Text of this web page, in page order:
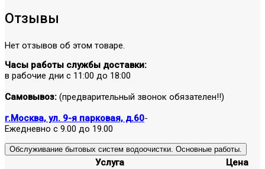
Отзывы
Нет отзывов об этом товаре.
Часы работы службы доставки:
в рабочие дни с 11:00 до 18:00
Самовывоз: (предварительный звонок обязателен!!)
г.Москва, ул. 9-я парковая, д.60-
Ежедневно с 9.00 до 19.00
Обслуживание бытовых систем водоочистки. Основные работы.
Услуга
Цена